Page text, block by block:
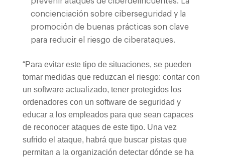
concienciación sobre ciberseguridad y la
promoción de buenas prácticas son clave
para reducir el riesgo de ciberataques.
“Para evitar este tipo de situaciones, se pueden
tomar medidas que reduzcan el riesgo: contar con
un software actualizado, tener protegidos los
ordenadores con un software de seguridad y
educar a los empleados para que sean capaces
de reconocer ataques de este tipo. Una vez
sufrido el ataque, habrá que buscar pistas que
permitan a la organización detectar dónde se ha